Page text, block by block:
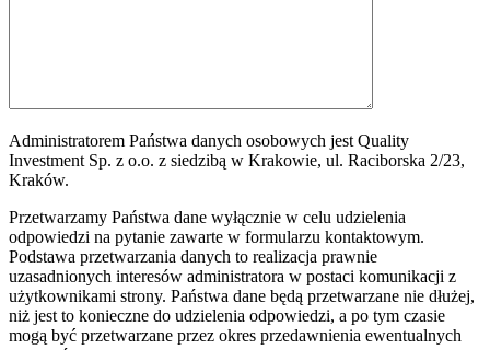
Administratorem Państwa danych osobowych jest Quality
Investment Sp. z o.o. z siedzibą w Krakowie, ul. Raciborska 2/23,
Kraków.
Przetwarzamy Państwa dane wyłącznie w celu udzielenia
odpowiedzi na pytanie zawarte w formularzu kontaktowym.
Podstawa przetwarzania danych to realizacja prawnie
uzasadnionych interesów administratora w postaci komunikacji z
użytkownikami strony. Państwa dane będą przetwarzane nie dłużej,
niż jest to konieczne do udzielenia odpowiedzi, a po tym czasie
mogą być przetwarzane przez okres przedawnienia ewentualnych